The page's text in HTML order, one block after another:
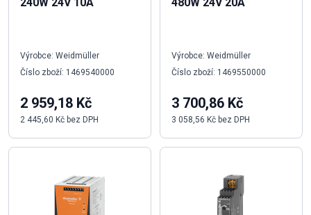
Výrobce: Weidmüller
Číslo zboží: 1469540000
2 959,18 Kč
2 445,60 Kč bez DPH
Výrobce: Weidmüller
Číslo zboží: 1469550000
3 700,86 Kč
3 058,56 Kč bez DPH